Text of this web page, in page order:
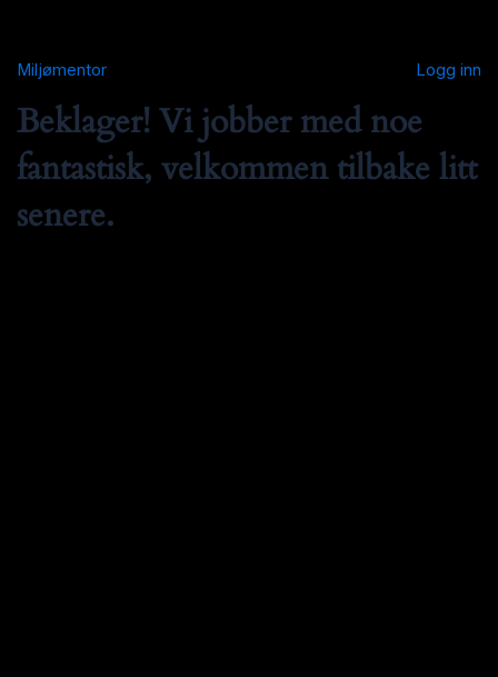
Miljømentor Logg inn
Beklager! Vi jobber med noe
fantastisk, velkommen tilbake litt
senere.